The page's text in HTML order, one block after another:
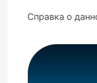
Справка о